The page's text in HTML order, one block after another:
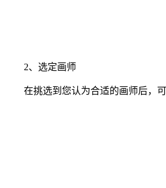
2、选定画师
在挑选到您认为合适的画师后，可